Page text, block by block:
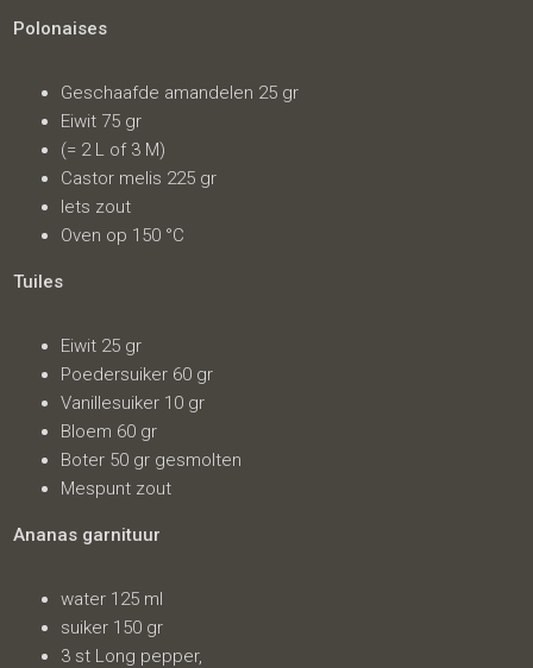
Polonaises
Geschaafde amandelen 25 gr
Eiwit 75 gr
(= 2 L of 3 M)
Castor melis 225 gr
Iets zout
Oven op 150 °C
Tuiles
Eiwit 25 gr
Poedersuiker 60 gr
Vanillesuiker 10 gr
Bloem 60 gr
Boter 50 gr gesmolten
Mespunt zout
Ananas garnituur
water 125 ml
suiker 150 gr
3 st Long pepper,